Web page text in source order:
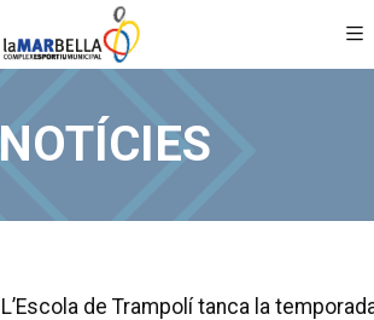
NOTÍCIES
L’Escola de Trampolí tanca la